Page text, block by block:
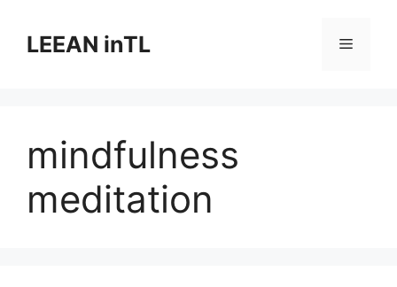
contentLEEAN inTL Menu
mindfulness
meditation